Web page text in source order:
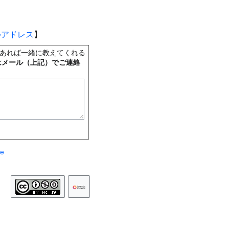
ドレス 】
れば一緒に教えてくれる
ール（上記）でご連絡